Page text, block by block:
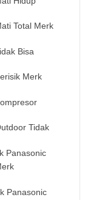
Total Merk
Bisa
Merk
Tidak
Panasonic
Panasonic